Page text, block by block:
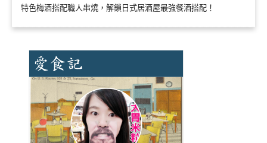
特色梅酒搭配職人串燒，解鎖日式居酒屋最強餐酒搭配！